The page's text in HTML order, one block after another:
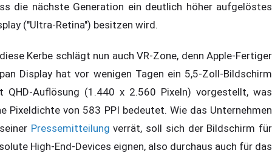
die nächste Generation ein deutlich höher aufgelöstes
("Ultra-Retina") besitzen wird.
Kerbe schlägt nun auch VR-Zone, denn Apple-Fertiger
Display hat vor wenigen Tagen ein 5,5-Zoll-Bildschirm
QHD-Auflösung (1.440 x 2.560 Pixeln) vorgestellt, was
Pixeldichte von 583 PPI bedeutet. Wie das Unternehmen
Pressemitteilung verrät, soll sich der Bildschirm für
High-End-Devices eignen, also durchaus auch für das